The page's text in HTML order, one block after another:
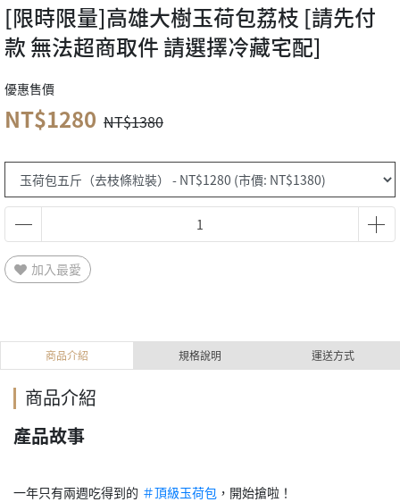
[限時限量]高雄大樹玉荷包荔枝 [請先付
款 無法超商取件 請選擇冷藏宅配]
優惠售價
NT$1280 NT$1380
加入最愛
商品介紹 規格說明 運送方式
商品介紹
產品故事
一年只有兩週吃得到的 ＃頂級玉荷包 ，開始搶啦！